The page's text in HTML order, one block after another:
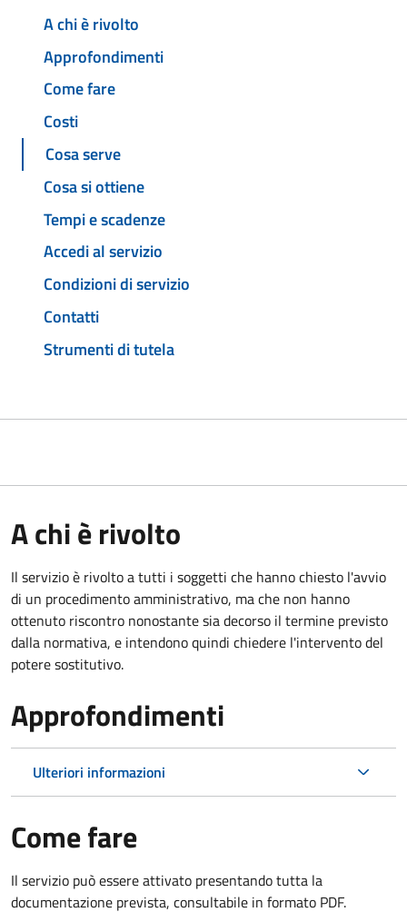
A chi è rivolto
Approfondimenti
Come fare
Costi
Cosa serve
Cosa si ottiene
Tempi e scadenze
Accedi al servizio
Condizioni di servizio
Contatti
Strumenti di tutela
A chi è rivolto
Il servizio è rivolto a tutti i soggetti che hanno chiesto l'avvio
di un procedimento amministrativo, ma che non hanno
ottenuto riscontro nonostante sia decorso il termine previsto
dalla normativa, e intendono quindi chiedere l'intervento del
potere sostitutivo.
Approfondimenti
Ulteriori informazioni
Come fare
Il servizio può essere attivato presentando tutta la
documentazione prevista, consultabile in formato PDF.